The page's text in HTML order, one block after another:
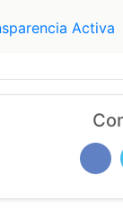
Activa